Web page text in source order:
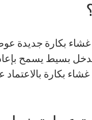
غشاء بكارة جديدة
بسيط يسمح
بكارة بالاعتماد